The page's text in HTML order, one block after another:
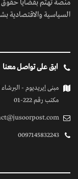
منصة تهتم بقضايا حقوق
السياسية والاقتصادية
ابق على تواصل معنا
مبنى إيريديوم -
مكتب رقم 222-01
0097145832243